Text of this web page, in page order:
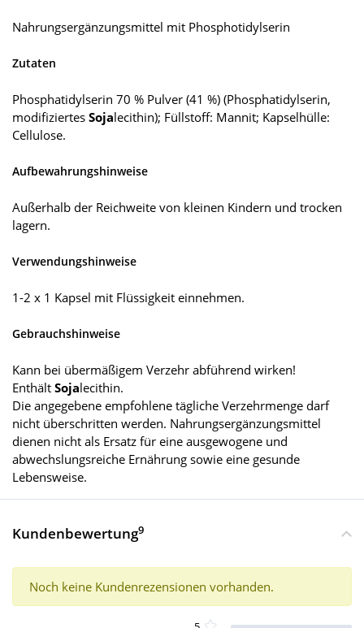
Nahrungsergänzungsmittel mit Phosphotidylserin
Zutaten
Phosphatidylserin 70 % Pulver (41 %) (Phosphatidylserin,
modifiziertes Sojalecithin); Füllstoff: Mannit; Kapselhülle:
Cellulose.
Aufbewahrungshinweise
Außerhalb der Reichweite von kleinen Kindern und trocken
lagern.
Verwendungshinweise
1-2 x 1 Kapsel mit Flüssigkeit einnehmen.
Gebrauchshinweise
Kann bei übermäßigem Verzehr abführend wirken!
Enthält Sojalecithin.
Die angegebene empfohlene tägliche Verzehrmenge darf
nicht überschritten werden. Nahrungsergänzungsmittel
dienen nicht als Ersatz für eine ausgewogene und
abwechslungsreiche Ernährung sowie eine gesunde
Lebensweise.
Kundenbewertung9
Noch keine Kundenrezensionen vorhanden.